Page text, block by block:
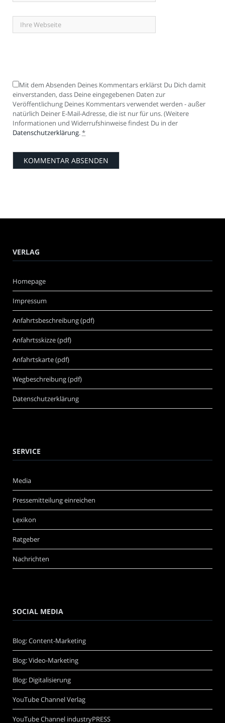
Mit dem Absenden Deines Kommentars erklärst Du Dich damit
einverstanden, dass Deine eingegebenen Daten zur
Veröffentlichung Deines Kommentars verwendet werden - außer
natürlich Deiner E-Mail-Adresse, die ist nur für uns. (Weitere
Informationen und Widerrufshinweise findest Du in der
Datenschutzerklärung.*
VERLAG
Homepage
Impressum
Anfahrtsbeschreibung (pdf)
Anfahrtsskizze (pdf)
Anfahrtskarte (pdf)
Wegbeschreibung (pdf)
Datenschutzerklärung
SERVICE
Media
Pressemitteilung einreichen
Lexikon
Ratgeber
Nachrichten
SOCIAL MEDIA
Blog: Content-Marketing
Blog: Video-Marketing
Blog: Digitalisierung
YouTube Channel Verlag
YouTube Channel industryPRESS